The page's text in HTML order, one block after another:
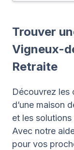
Trouver
Vigneux-
Retraite
Découvrez les
d’une maison
et les
Avec notre
pour vos